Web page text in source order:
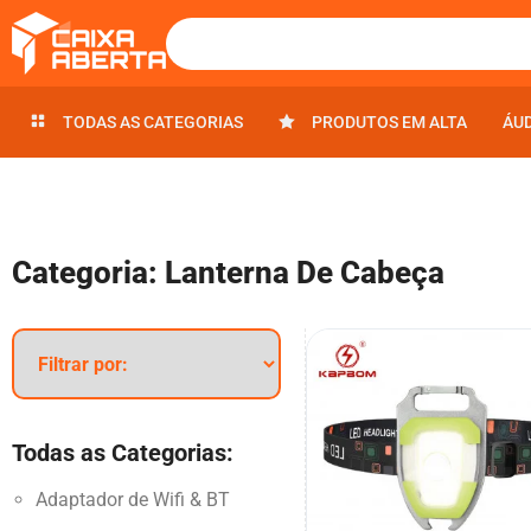
TODAS AS CATEGORIAS PRODUTOS EM ALTA
TODAS AS CATEGORIAS PRODUTOS EM ALTA
Categoria: Lanterna De Cabeça
Todas as Categorias:
Adaptador de Wifi & BT